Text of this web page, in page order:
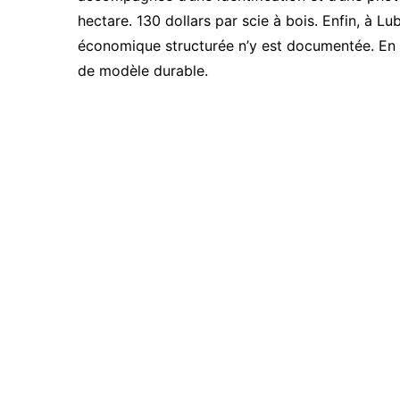
hectare. 130 dollars par scie à bois. Enfin, à
économique structurée n’y est documentée.
de modèle durable.